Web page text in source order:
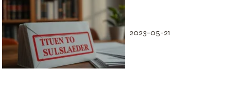
2023-05-21